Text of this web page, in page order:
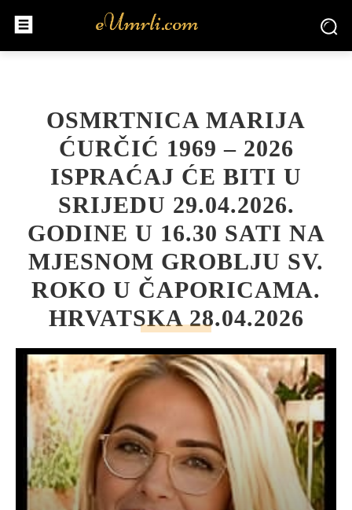
OSMRTNICA MARIJA
ĆURČIĆ 1969 – 2026
ISPRAĆAJ ĆE BITI U
SRIJEDU 29.04.2026.
GODINE U 16.30 SATI NA
MJESNOM GROBLJU SV.
ROKO U ČAPORICAMA.
HRVATSKA 28.04.2026